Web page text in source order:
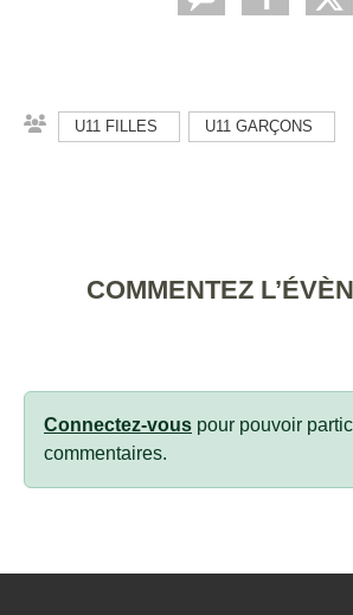
U11 FILLES U11 GARÇONS
COMMENTEZ
Connectez-vous pour pouvoir
commentaires.